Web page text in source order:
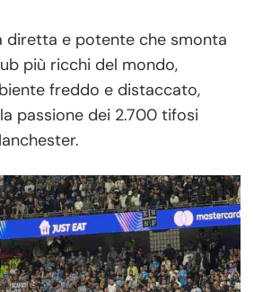
diretta e potente che smonta
più ricchi del mondo,
freddo e distaccato,
passione dei 2.700 tifosi